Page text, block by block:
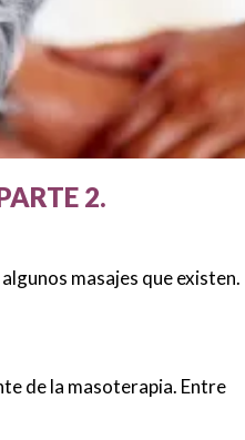
2.
masajes que existen.
de la masoterapia. Entre